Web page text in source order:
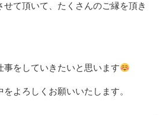
て頂いて、たくさんのご縁を頂き
事をしていきたいと思います
よろしくお願いいたします。